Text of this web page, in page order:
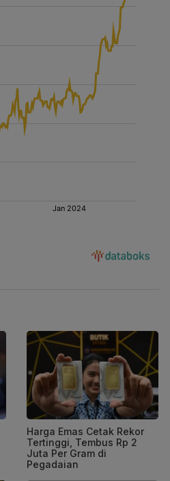
Harga Emas Cetak Rekor
Tertinggi, Tembus Rp 2
Juta Per Gram di
Pegadaian